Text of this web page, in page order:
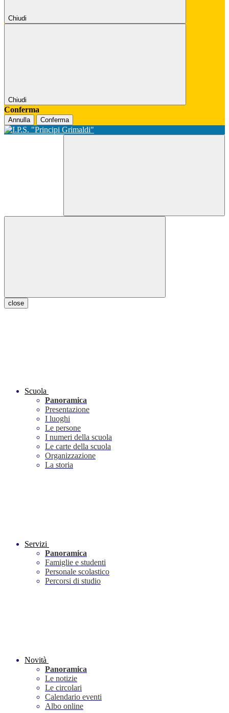
Chiudi
Chiudi
Conferma
Annulla Conferma
close
Scuola
Panoramica
Presentazione
I luoghi
Le persone
I numeri della scuola
Le carte della scuola
Organizzazione
La storia
Servizi
Panoramica
Famiglie e studenti
Personale scolastico
Percorsi di studio
Novità
Panoramica
Le notizie
Le circolari
Calendario eventi
Albo online